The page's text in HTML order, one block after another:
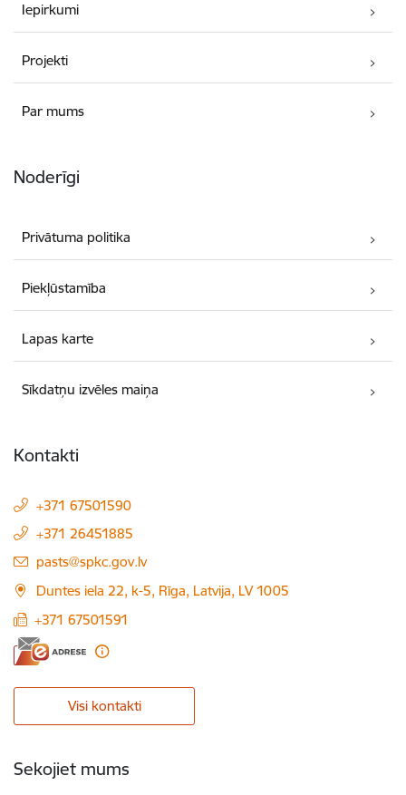
Iepirkumi
Projekti
Par mums
Noderīgi
Privātuma politika
Piekļūstamība
Lapas karte
Sīkdatņu izvēles maiņa
Kontakti
+371 67501590
+371 26451885
E-pasts:
pasts@spkc.gov.lv
Duntes iela 22, k-5, Rīga, Latvija, LV 1005
+371 67501591
Visi kontakti
Sekojiet mums